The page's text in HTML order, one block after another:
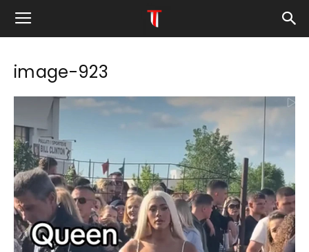
image-923